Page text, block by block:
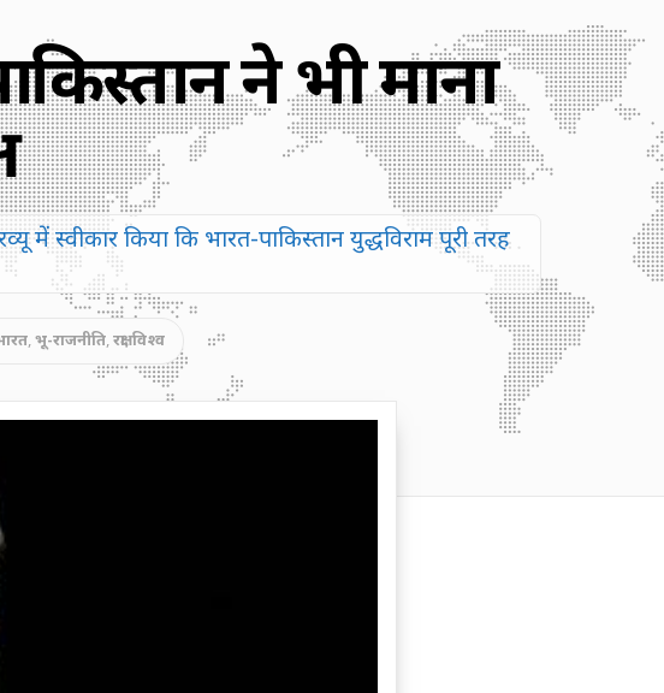
ने भी माना
में स्वीकार किया कि भारत-पाकिस्तान युद्धविराम पूरी तरह
,भू-राजनीति,रक्षा,विश्व